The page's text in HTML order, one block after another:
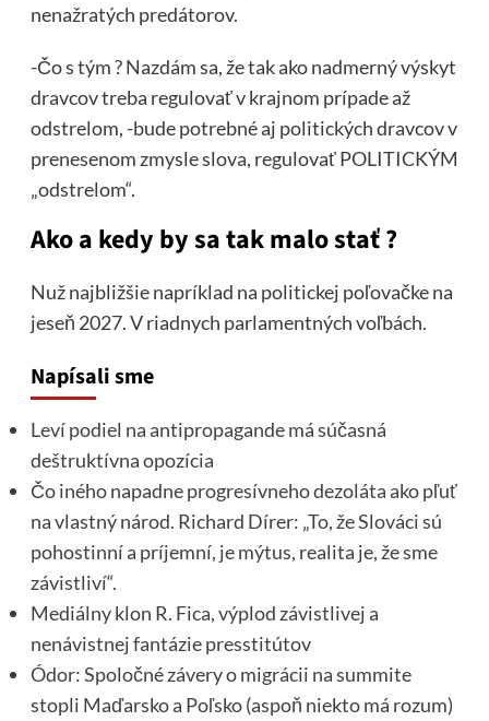
nenažratých predátorov.
-Čo s tým ? Nazdám sa, že tak ako nadmerný výskyt
dravcov treba regulovať v krajnom prípade až
odstrelom, -bude potrebné aj politických dravcov v
prenesenom zmysle slova, regulovať POLITICKÝM
„odstrelom“.
Ako a kedy by sa tak malo stať ?
Nuž najbližšie napríklad na politickej poľovačke na
jeseň 2027. V riadnych parlamentných voľbách.
Napísali sme
Leví podiel na antipropagande má súčasná
deštruktívna opozícia
Čo iného napadne progresívneho dezoláta ako pľuť
na vlastný národ. Richard Dírer: „To, že Slováci sú
pohostinní a príjemní, je mýtus, realita je, že sme
závistliví“.
Mediálny klon R. Fica, výplod závistlivej a
nenávistnej fantázie presstitútov
Ódor: Spoločné závery o migrácii na summite
stopli Maďarsko a Poľsko (aspoň niekto má rozum)